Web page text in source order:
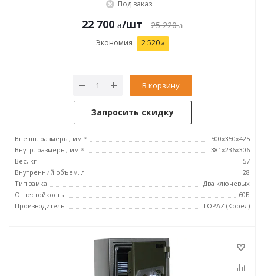
Под заказ
22 700 /шт 25 220
Экономия 2 520
В корзину
Запросить скидку
Внешн. размеры, мм *
500x350x425
Внутр. размеры, мм *
381x236x306
Вес, кг
57
Внутренний объем, л
28
Тип замка
Два ключевых
Огнестойкость
60Б
Производитель
TOPAZ (Корея)